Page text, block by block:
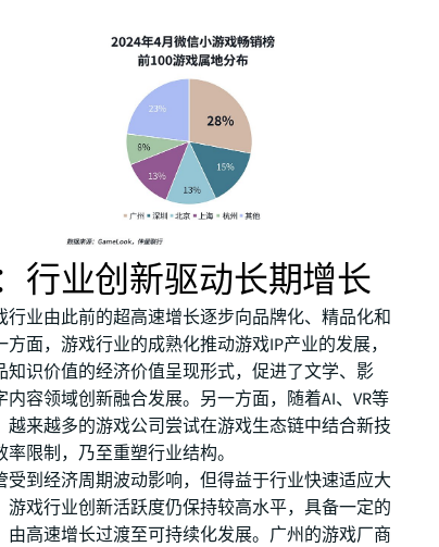
行业创新驱动长期增长
行业由此前的超高速增长逐步向品牌化、精品化和
面，游戏行业的成熟化推动游戏IP产业的发展，
知识价值的经济价值呈现形式，促进了文学、影
内容领域创新融合发展。另一方面，随着AI、VR等
越来越多的游戏公司尝试在游戏生态链中结合新技
限制，乃至重塑行业结构。
受到经济周期波动影响，但得益于行业快速适应大
游戏行业创新活跃度仍保持较高水平，具备一定的
由高速增长过渡至可持续化发展。广州的游戏厂商